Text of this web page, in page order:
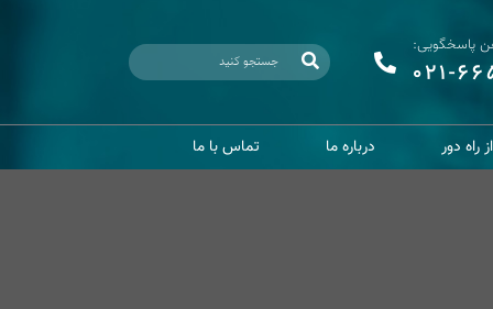
پاسخگویی:
021-
راه دور درباره ما تماس با ما